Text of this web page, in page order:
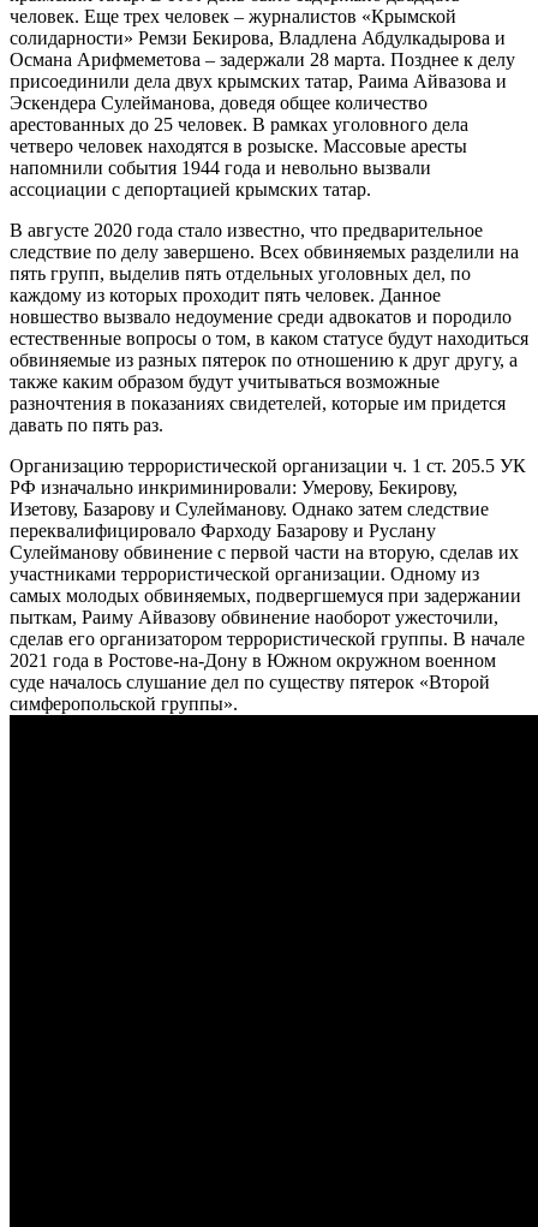
человек. Еще трех человек – журналистов «Крымской
солидарности» Ремзи Бекирова, Владлена Абдулкадырова и
Османа Арифмеметова – задержали 28 марта. Позднее к делу
присоединили дела двух крымских татар, Раима Айвазова и
Эскендера Сулейманова, доведя общее количество
арестованных до 25 человек. В рамках уголовного дела
четверо человек находятся в розыске. Массовые аресты
напомнили события 1944 года и невольно вызвали
ассоциации с депортацией крымских татар.
В августе 2020 года стало известно, что предварительное
следствие по делу завершено. Всех обвиняемых разделили на
пять групп, выделив пять отдельных уголовных дел, по
каждому из которых проходит пять человек. Данное
новшество вызвало недоумение среди адвокатов и породило
естественные вопросы о том, в каком статусе будут находиться
обвиняемые из разных пятерок по отношению к друг другу, а
также каким образом будут учитываться возможные
разночтения в показаниях свидетелей, которые им придется
давать по пять раз.
Организацию террористической организации ч. 1 ст. 205.5 УК
РФ изначально инкриминировали: Умерову, Бекирову,
Изетову, Базарову и Сулейманову. Однако затем следствие
переквалифицировало Фарходу Базарову и Руслану
Сулейманову обвинение с первой части на вторую, сделав их
участниками террористической организации. Одному из
самых молодых обвиняемых, подвергшемуся при задержании
пыткам, Раиму Айвазову обвинение наоборот ужесточили,
сделав его организатором террористической группы. В начале
2021 года в Ростове-на-Дону в Южном окружном военном
суде началось слушание дел по существу пятерок «Второй
симферопольской группы».